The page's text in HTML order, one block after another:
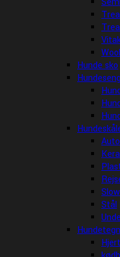
Hunde sko
Stål
Hundetegn